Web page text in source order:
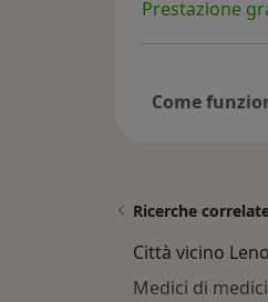
Prestazione
Come
Ricerche
Città vicino Leno
Medici di